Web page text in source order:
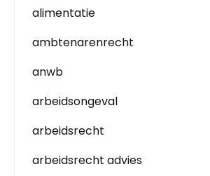
alimentatie
ambtenarenrecht
anwb
arbeidsongeval
arbeidsrecht
arbeidsrecht advies